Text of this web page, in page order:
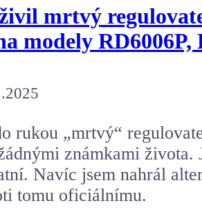
mrtvý
modely RD6006P,
rukou „mrtvý“
známkami života.
Navíc jsem nahrál
tomu oficiálnímu.